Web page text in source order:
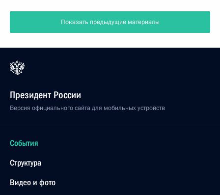
Показать предыдущие материалы
Президент России
Версия официального сайта для мобильных устройств
События
Структура
Видео и фото